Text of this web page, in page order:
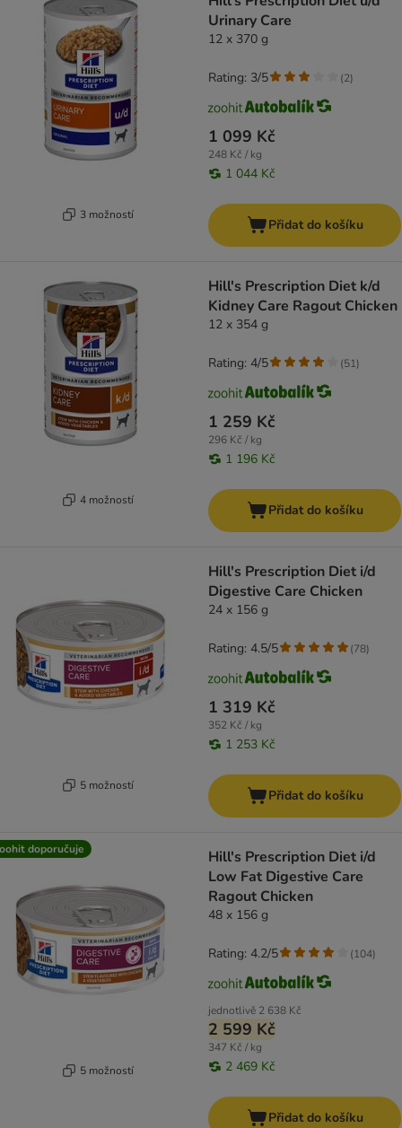
3 možností
Urinary Care
12 x 370 g
1 099 Kč
248 Kč / kg
1 044 Kč
Rating: 3/5 (2)
Přidat do košíku
4 možností
Hill's Prescription Diet k/d
Kidney Care Ragout Chicken
12 x 354 g
1 259 Kč
296 Kč / kg
1 196 Kč
Rating: 4/5 (51)
Přidat do košíku
5 možností
Hill's Prescription Diet i/d
Digestive Care Chicken
24 x 156 g
1 319 Kč
352 Kč / kg
1 253 Kč
Rating: 4.5/5 (78)
Přidat do košíku
doporučuje
5 možností
Hill's Prescription Diet i/d
Low Fat Digestive Care
Ragout Chicken
48 x 156 g
jednotlivě 2 638 Kč
2 599 Kč
347 Kč / kg
2 469 Kč
Rating: 4.2/5 (104)
Přidat do košíku